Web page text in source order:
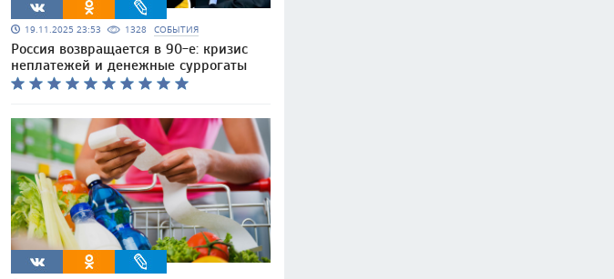
19.11.2025 23:53 1328 СОБЫТИЯ
Россия возвращается в 90-е: кризис
неплатежей и денежные суррогаты